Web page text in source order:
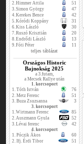
2.Himmer Attila
51
3.Simon György
47
4.Kerekes Bence
42
5.Kóródi Koppány
31
6.Kiss László
30
7.Ruszó Krisztián
20
8.Endrődi László
13
9.Fóti Péter 11
teljes táblázat
Országos Historic
Bajnokság 2025
a 3.futam,
a Mecsek Rallye után
1. korcsoport
1. Tóth István
76
2. Metz Ferenc
51
3. Buza Zsuzsanna
3
3. korcsoport
1.Wirtmann Ferenc
85
2.Auszmann Gyula
52
3.Lévai ferenc
42
4. korcsoport
1. Póczik Ákos
60
2. Ifj. Érdi Tibor
51